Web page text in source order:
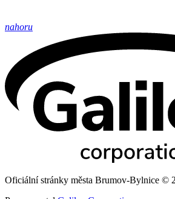
nahoru
Oficiální stránky města Brumov-Bylnice ©